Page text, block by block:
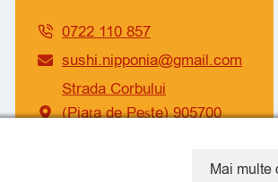
0722 110 857
sushi.nipponia@gmail.com
Strada Corbului
(Piața de Pește) 905700
Mai multe